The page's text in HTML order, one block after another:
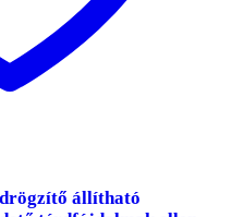
állítható